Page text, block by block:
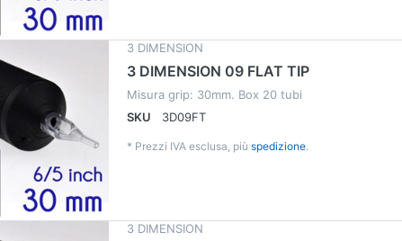
3 DIMENSION
3 DIMENSION 09 FLAT TIP
Misura grip: 30mm. Box 20 tubi
SKU
3D09FT
* Prezzi IVA esclusa, più spedizione.
3 DIMENSION